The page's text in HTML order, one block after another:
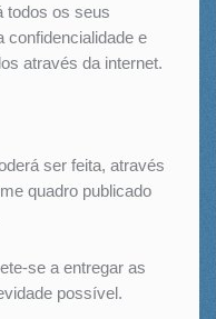
todos os seus
confidencialidade e
através da internet.
ser feita, através
quadro publicado
se a entregar as
possível.